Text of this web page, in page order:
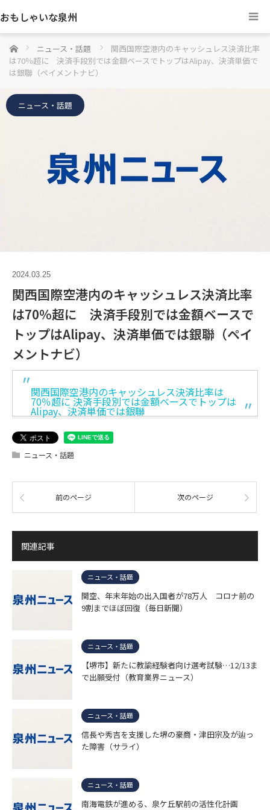
おもしゃいな泉州
ホーム ニュース・話題
関西国際空港内のキャッシュレス決済比率
は70％超に 決済手段別では金額ベースでトップはAlipay、決済単価で
は銀聯（ペイメントナビ）
ニュース・話題
2024.03.25
関西国際空港内のキャッシュレス決済比率
は70％超に 決済手段別では金額ベースで
トップはAlipay、決済単価では銀聯（ペイ
メントナビ）
関西国際空港内のキャッシュレス決済比率は
70％超に 決済手段別では金額ベースでトップは
Alipay、決済単価では銀聯
ニュース・話題
前のページ 次のページ
関連記事
ニュース・話題
関空、年末年始の出入国者が78万人 コロナ前の
9割までほぼ回復（毎日新聞）
ニュース・話題
【堺市】新たに教諭経験者向け選考試験…12/13ま
で出願受付（教育業界ニュース）
ニュース・話題
信長や秀吉を支援した堺の豪商・津田宗及が辿っ
た障害（サライ）
ニュース・話題
南海電鉄が進める、泉ケ丘駅前の活性化計画